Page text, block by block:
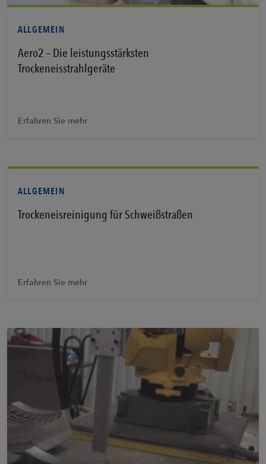
ALLGEMEIN
Aero2 – Die leistungsstärksten
Trockeneisstrahlgeräte
Erfahren Sie mehr
Erfahren Sie mehr
ALLGEMEIN
Trockeneisreinigung für Schweißstraßen
Erfahren Sie mehr